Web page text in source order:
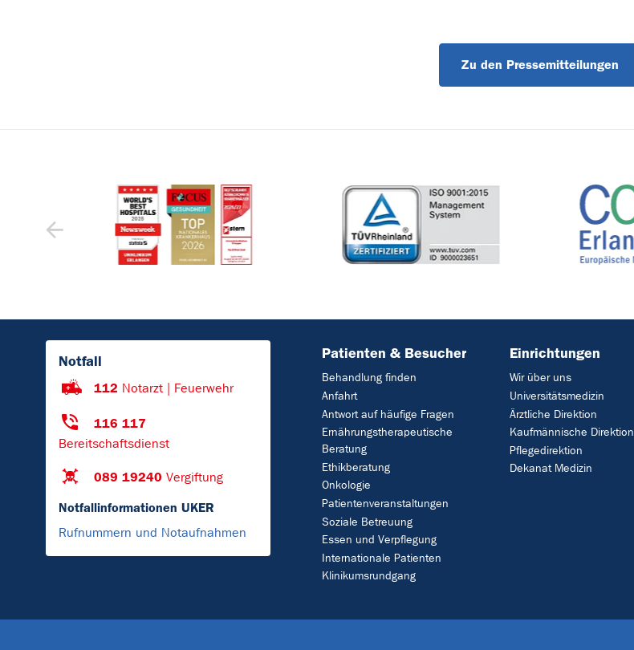
Zu den Pressemitteilungen
Notfall
112 Notarzt | Feuerwehr
116 117
Bereitschaftsdienst
089 19240 Vergiftung
Notfallinformationen UKER
Rufnummern und Notaufnahmen
Patienten & Besucher
Behandlung finden
Anfahrt
Antwort auf häufige Fragen
Ernährungstherapeutische
Beratung
Ethikberatung
Onkologie
Patientenveranstaltungen
Soziale Betreuung
Essen und Verpflegung
Internationale Patienten
Klinikumsrundgang
Einrichtungen
Wir über uns
Universitätsmedizin
Ärztliche Direktion
Kaufmännische Direktion
Pflegedirektion
Dekanat Medizin